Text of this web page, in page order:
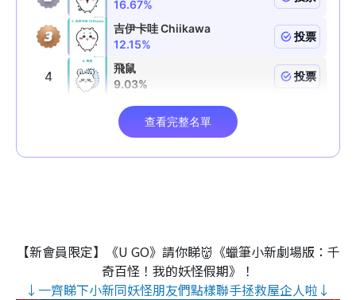
【新會員限定】《U GO》請你睇👹《蠟筆小新劇場版：千
奇百怪！我的妖怪假期》！
↓一齊睇下小新同妖怪朋友們點樣聯手拯救屋企人啦↓